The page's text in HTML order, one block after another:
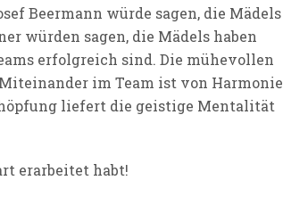
Beermann würde sagen, die Mädels
würden sagen, die Mädels haben
erfolgreich sind. Die mühevollen
im Team ist von Harmonie
liefert die geistige Mentalität
erarbeitet habt!